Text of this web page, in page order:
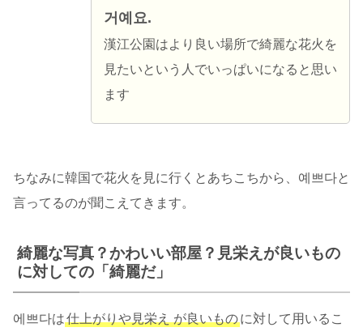
거예요.
漢江公園はより良い場所で綺麗な花火を
見たいという人でいっぱいになると思い
ます
ちなみに韓国で花火を見に行くとあちこちから、예쁘다と
言ってるのが聞こえてきます。
綺麗な写真？かわいい部屋？見栄えが良いもの
に対しての「綺麗だ」
에쁘다は仕上がりや見栄え が良いものに対して用いるこ